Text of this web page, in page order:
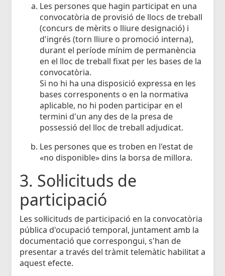
Les persones que hagin participat en una
convocatòria de provisió de llocs de treball
(concurs de mèrits o lliure designació) i
d'ingrés (torn lliure o promoció interna),
durant el període mínim de permanència
en el lloc de treball fixat per les bases de la
convocatòria.
Si no hi ha una disposició expressa en les
bases corresponents o en la normativa
aplicable, no hi poden participar en el
termini d'un any des de la presa de
possessió del lloc de treball adjudicat.
Les persones que es troben en l'estat de
«no disponible» dins la borsa de millora.
3. Sol·licituds de
participació
Les sol·licituds de participació en la convocatòria
pública d'ocupació temporal, juntament amb la
documentació que correspongui, s'han de
presentar a través del tràmit telemàtic habilitat a
aquest efecte.